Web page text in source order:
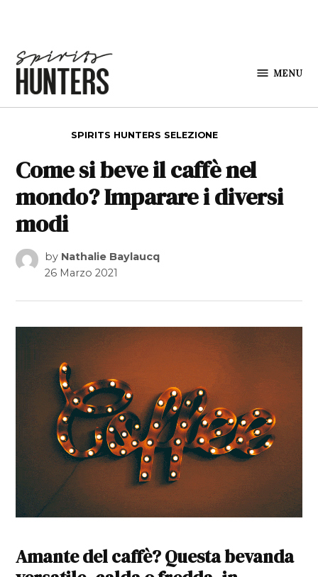
MENU
SPIRITS HUNTERS SELEZIONE
Come si beve il caffè nel
mondo? Imparare i diversi
modi
by Nathalie Baylaucq
26 Marzo 2021
Amante del caffè? Questa bevanda